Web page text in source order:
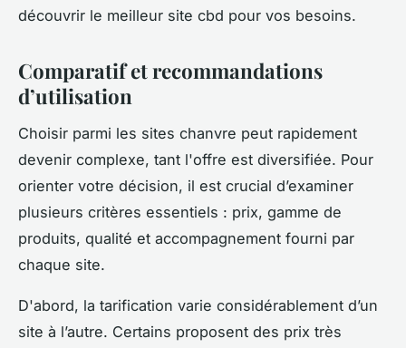
découvrir le meilleur site cbd pour vos besoins.
Comparatif et recommandations
d’utilisation
Choisir parmi les sites chanvre peut rapidement
devenir complexe, tant l'offre est diversifiée. Pour
orienter votre décision, il est crucial d’examiner
plusieurs critères essentiels : prix, gamme de
produits, qualité et accompagnement fourni par
chaque site.
D'abord, la tarification varie considérablement d’un
site à l’autre. Certains proposent des prix très